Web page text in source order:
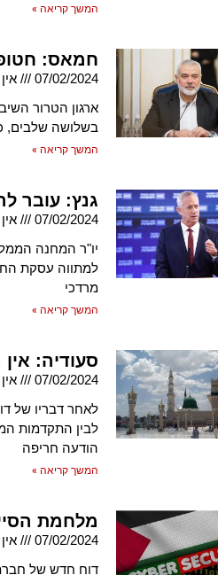
המשך קריאה »
חמאס:
07/02/2024
ארגון הטרור
בשלושה שלבים, כולל שחרור
המשך קריאה »
גנץ: עובר
07/02/2024
יו"ר המחנה
למתווה עסקת
מרדכי
המשך קריאה »
סעודיה:
07/02/2024
לאחר דבריו של
לבין התקדמות
הודעה חריפה
המשך קריאה »
מלחמת
07/02/2024
דוח חדש של